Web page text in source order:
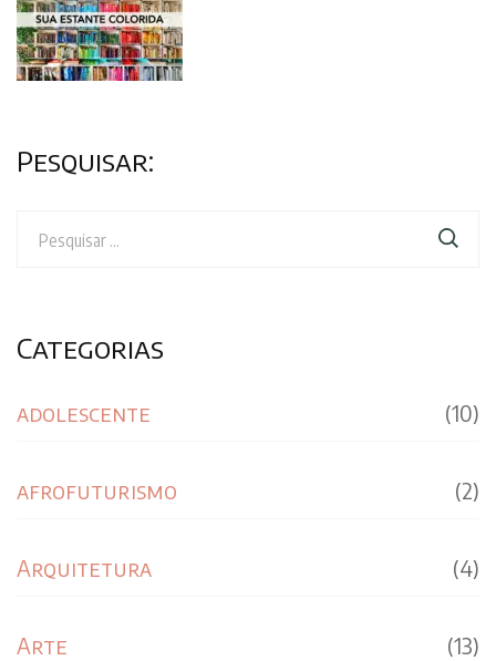
Pesquisar:
por:
Categorias
adolescente (10)
afrofuturismo (2)
Arquitetura (4)
Arte (13)